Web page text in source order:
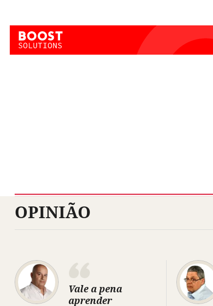
OPINIÃO
Vale a pena
aprender